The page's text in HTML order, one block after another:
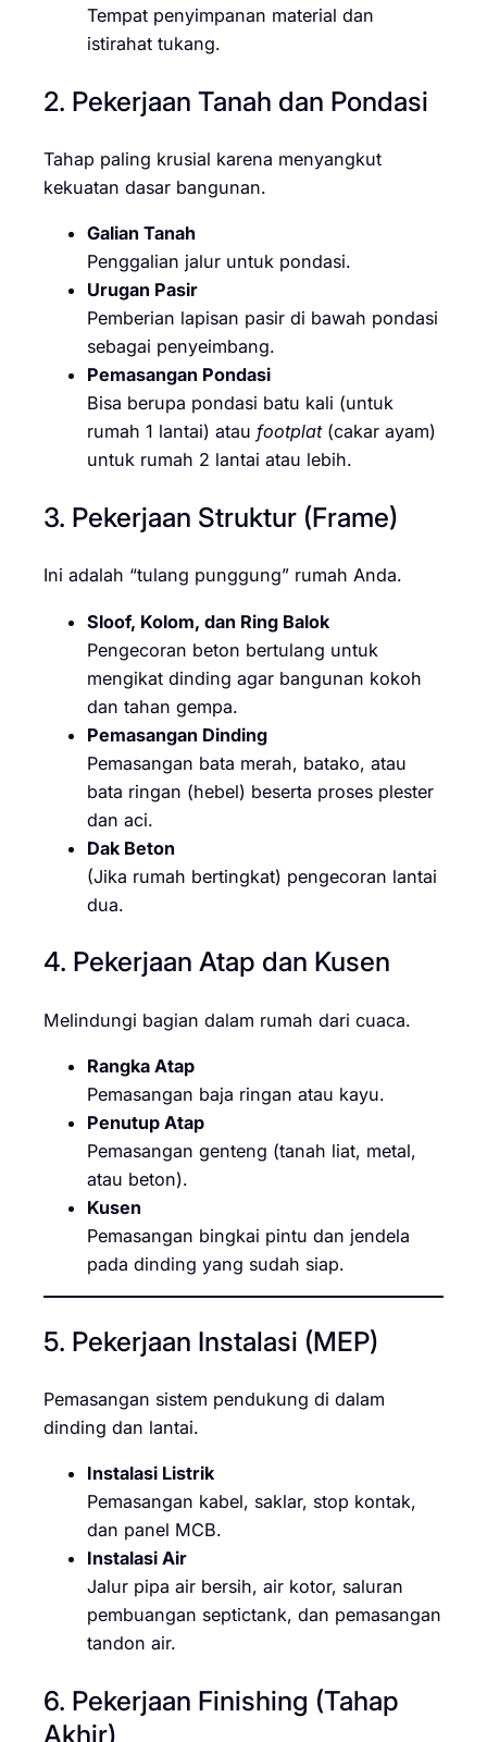
Tempat penyimpanan material dan
istirahat tukang.
2. Pekerjaan Tanah dan Pondasi
Tahap paling krusial karena menyangkut
kekuatan dasar bangunan.
Galian Tanah
Penggalian jalur untuk pondasi.
Urugan Pasir
Pemberian lapisan pasir di bawah pondasi
sebagai penyeimbang.
Pemasangan Pondasi
Bisa berupa pondasi batu kali (untuk
rumah 1 lantai) atau footplat(cakar ayam)
untuk rumah 2 lantai atau lebih.
3. Pekerjaan Struktur (Frame)
Ini adalah “tulang punggung” rumah Anda.
Sloof, Kolom, dan Ring Balok
Pengecoran beton bertulang untuk
mengikat dinding agar bangunan kokoh
dan tahan gempa.
Pemasangan Dinding
Pemasangan bata merah, batako, atau
bata ringan (hebel) beserta proses plester
dan aci.
Dak Beton
(Jika rumah bertingkat) pengecoran lantai
dua.
4. Pekerjaan Atap dan Kusen
Melindungi bagian dalam rumah dari cuaca.
Rangka Atap
Pemasangan baja ringan atau kayu.
Penutup Atap
Pemasangan genteng (tanah liat, metal,
atau beton).
Kusen
Pemasangan bingkai pintu dan jendela
pada dinding yang sudah siap.
5. Pekerjaan Instalasi (MEP)
Pemasangan sistem pendukung di dalam
dinding dan lantai.
Instalasi Listrik
Pemasangan kabel, saklar, stop kontak,
dan panel MCB.
Instalasi Air
Jalur pipa air bersih, air kotor, saluran
pembuangan septictank, dan pemasangan
tandon air.
6. Pekerjaan Finishing (Tahap
Akhir)